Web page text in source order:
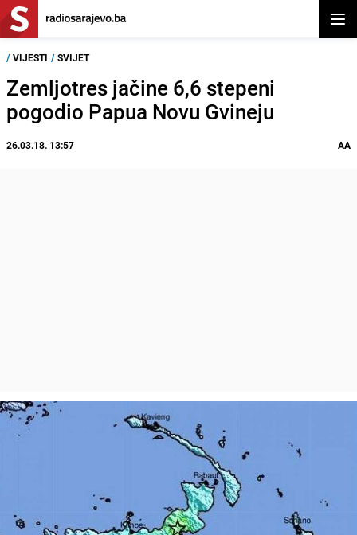
/ VIJESTI / SVIJET
Zemljotres jačine 6,6 stepeni
pogodio Papua Novu Gvineju
26.03.18. 13:57 AA